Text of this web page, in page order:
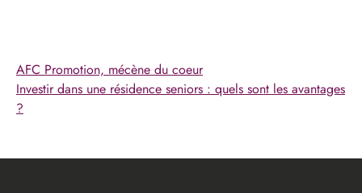
AFC Promotion, mécène du coeur
Investir dans une résidence seniors : quels sont les avantages
?